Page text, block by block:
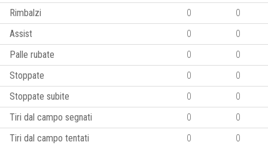
Rimbalzi
0
0
Assist
0
0
Palle rubate
0
0
Stoppate
0
0
Stoppate subite
0
0
Tiri dal campo segnati
0
0
Tiri dal campo tentati
0
0